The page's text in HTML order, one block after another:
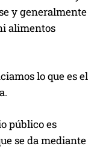
y generalmente
alimentos
lo que es el
público es
se da mediante